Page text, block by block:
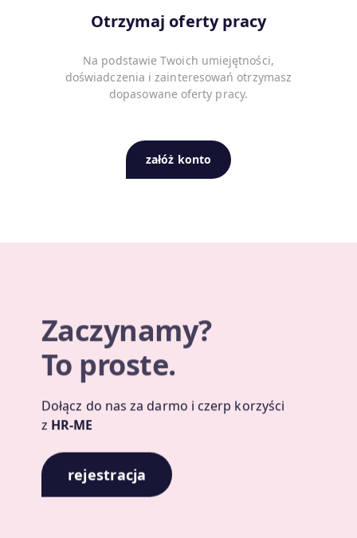
Otrzymaj oferty pracy
Na podstawie Twoich umiejętności,
doświadczenia i zainteresowań otrzymasz
dopasowane oferty pracy.
załóż konto
Zaczynamy?
To proste.
Dołącz do nas za darmo i czerp korzyści
z HR-ME
rejestracja